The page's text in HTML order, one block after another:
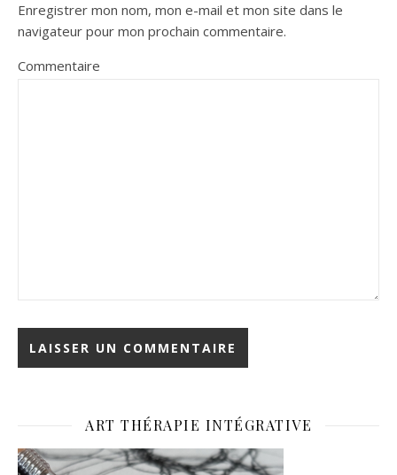
Enregistrer mon nom, mon e-mail et mon site dans le
navigateur pour mon prochain commentaire.
Commentaire
ART THÉRAPIE INTÉGRATIVE